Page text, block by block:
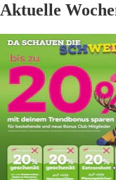
Aktuelle